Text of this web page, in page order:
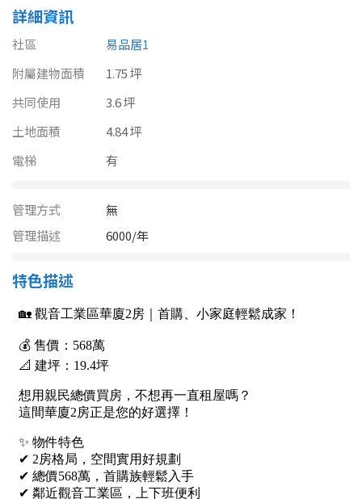
嘉義市
嘉義縣
台南市
高雄市
澎湖縣
台東縣
花蓮縣
金門連江
坪數
20~30 坪
40~50 坪
80坪以上
樓層
不拘
5~10樓
詳細資訊
社區
易品居1
附屬建物面積
1.75 坪
共同使用
3.6 坪
土地面積
4.84 坪
電梯
有
管理方式
無
管理描述
6000/年
特色描述